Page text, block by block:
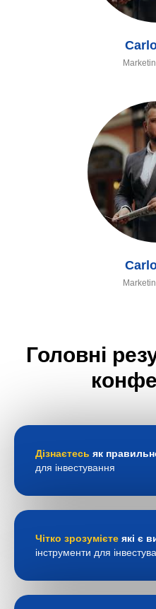
Головні
Дізнаєтесь як
для інвестування
Чітко зрозумієте які є
інструменти для